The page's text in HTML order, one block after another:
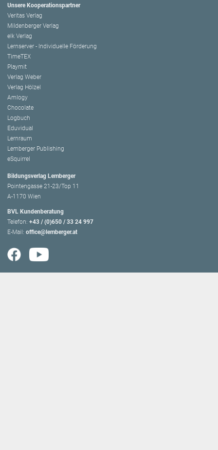
Unsere Kooperationspartner
Veritas Verlag
Mildenberger Verlag
elk Verlag
Lernserver - Individuelle Förderung
TimeTEX
Playmit
Verlag Weber
Verlag Hölzel
Amlogy
Chocolate
Logbuch
Eduvidual
Lernraum
Lemberger Publishing
eSquirrel
Bildungsverlag Lemberger
Pointengasse 21-23/Top 11
A-1170 Wien
BVL Kundenberatung
Telefon: +43 / (0)650 / 33 24 997
E-Mail: office@lemberger.at